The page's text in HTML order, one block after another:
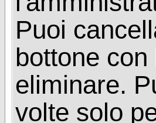
Puoi
bottone
eliminare.
volte solo